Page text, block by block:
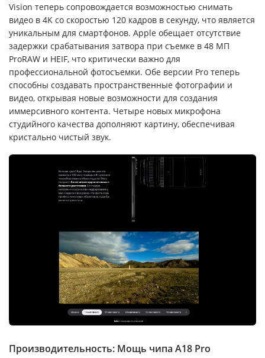
Vision теперь сопровождается возможностью снимать
видео в 4K со скоростью 120 кадров в секунду, что является
уникальным для смартфонов. Apple обещает отсутствие
задержки срабатывания затвора при съемке в 48 МП
ProRAW и HEIF, что критически важно для
профессиональной фотосъемки. Обе версии Pro теперь
способны создавать пространственные фотографии и
видео, открывая новые возможности для создания
иммерсивного контента. Четыре новых микрофона
студийного качества дополняют картину, обеспечивая
кристально чистый звук.
Производительность: Мощь чипа A18 Pro